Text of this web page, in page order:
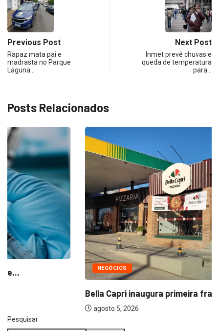
Previous Post
Rapaz mata pai e
madrasta no Parque
Laguna…
Next Post
Inmet prevê chuvas e
queda de temperatura
para…
Posts Relacionados
Bella Capri inaugura primeira franquia em Salto
Pesquisar